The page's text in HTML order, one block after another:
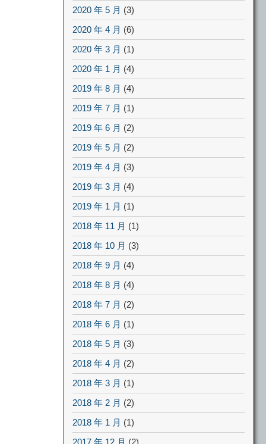
2020 年 5 月 (3)
2020 年 4 月 (6)
2020 年 3 月 (1)
2020 年 1 月 (4)
2019 年 8 月 (4)
2019 年 7 月 (1)
2019 年 6 月 (2)
2019 年 5 月 (2)
2019 年 4 月 (3)
2019 年 3 月 (4)
2019 年 1 月 (1)
2018 年 11 月 (1)
2018 年 10 月 (3)
2018 年 9 月 (4)
2018 年 8 月 (4)
2018 年 7 月 (2)
2018 年 6 月 (1)
2018 年 5 月 (3)
2018 年 4 月 (2)
2018 年 3 月 (1)
2018 年 2 月 (2)
2018 年 1 月 (1)
2017 年 12 月 (2)